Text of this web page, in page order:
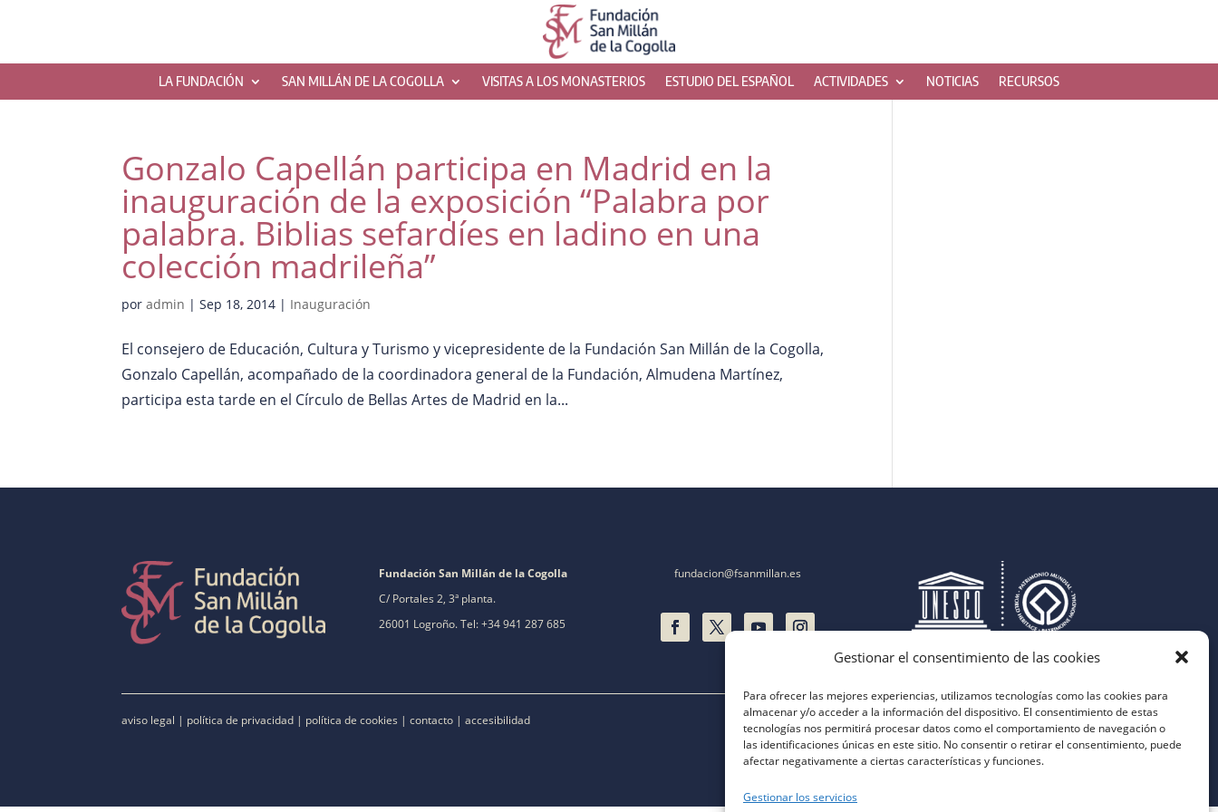
Gestionar el consentimiento de las cookies
Para ofrecer las mejores experiencias, utilizamos tecnologías como las cookies para
almacenar y/o acceder a la información del dispositivo. El consentimiento de estas
tecnologías nos permitirá procesar datos como el comportamiento de navegación o
las identificaciones únicas en este sitio. No consentir o retirar el consentimiento, puede
afectar negativamente a ciertas características y funciones.
Gestionar los servicios
LA FUNDACIÓN SAN MILLÁN DE LA COGOLLA VISITAS A LOS MONASTERIOS ESTUDIO DEL ESPAÑOL ACTIVIDADES NOTICIAS RECURSOS
Gonzalo Capellán participa en Madrid en la
inauguración de la exposición “Palabra por
palabra. Biblias sefardíes en ladino en una
colección madrileña”
poradmin |Sep 18, 2014 | Inauguración
El consejero de Educación, Cultura y Turismo y vicepresidente de la Fundación San Millán de la Cogolla,
Gonzalo Capellán, acompañado de la coordinadora general de la Fundación, Almudena Martínez,
participa esta tarde en el Círculo de Bellas Artes de Madrid en la...
Fundación San Millán de la Cogolla
C/ Portales 2, 3ª planta.
26001 Logroño. Tel: +34 941 287 685
fundacion@fsanmillan.es
aviso legal | política de privacidad | política de cookies |contacto |accesibilidad